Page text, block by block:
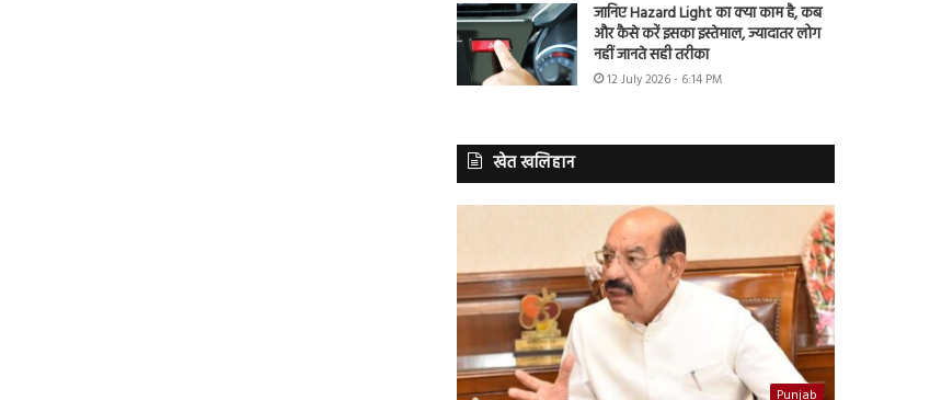
जानिए Hazard Light का क्या काम है, कब
और कैसे करें इसका इस्तेमाल, ज्यादातर लोग
नहीं जानते सही तरीका
12 July 2026 - 6:14 PM
खेत खलिहान
Punjab